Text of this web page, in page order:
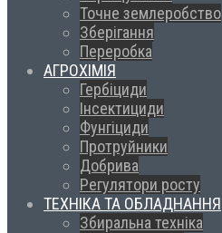
Точне землеробство
Зберігання
Переробка
АГРОХІМІЯ
Гербіциди
Інсектициди
Фунгіциди
Протруйники
Добрива
Регулятори росту
ТЕХНІКА ТА ОБЛАДНАННЯ
Збиральна техніка